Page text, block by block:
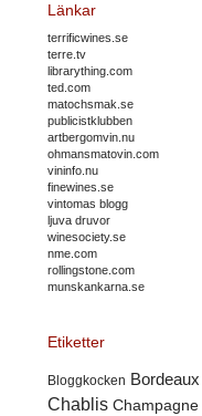
Länkar
terrificwines.se
terre.tv
librarything.com
ted.com
matochsmak.se
publicistklubben
artbergomvin.nu
ohmansmatovin.com
vininfo.nu
finewines.se
vintomas blogg
ljuva druvor
winesociety.se
nme.com
rollingstone.com
munskankarna.se
Etiketter
Bloggkocken Bordeaux
Chablis Champagne